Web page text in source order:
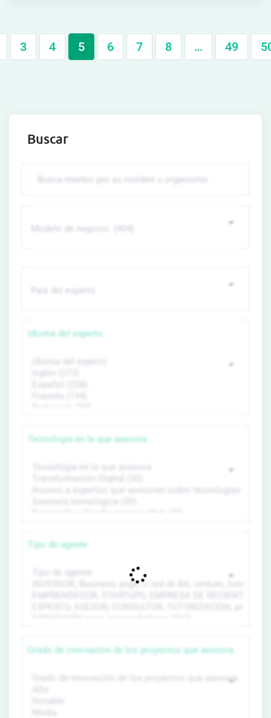
3 4 5 6 7 8 … 49
Buscar
Idioma del experto
Tecnología en la que asesora
Tipo de agente
Grado de innovación de los proyectos que asesora